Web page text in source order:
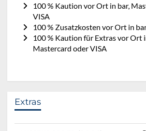
100 % Kaution vor Ort in bar,
VISA
100 % Zusatzkosten vor Ort in
100 % Kaution für Extras vor Ort
Mastercard oder VISA
Extras